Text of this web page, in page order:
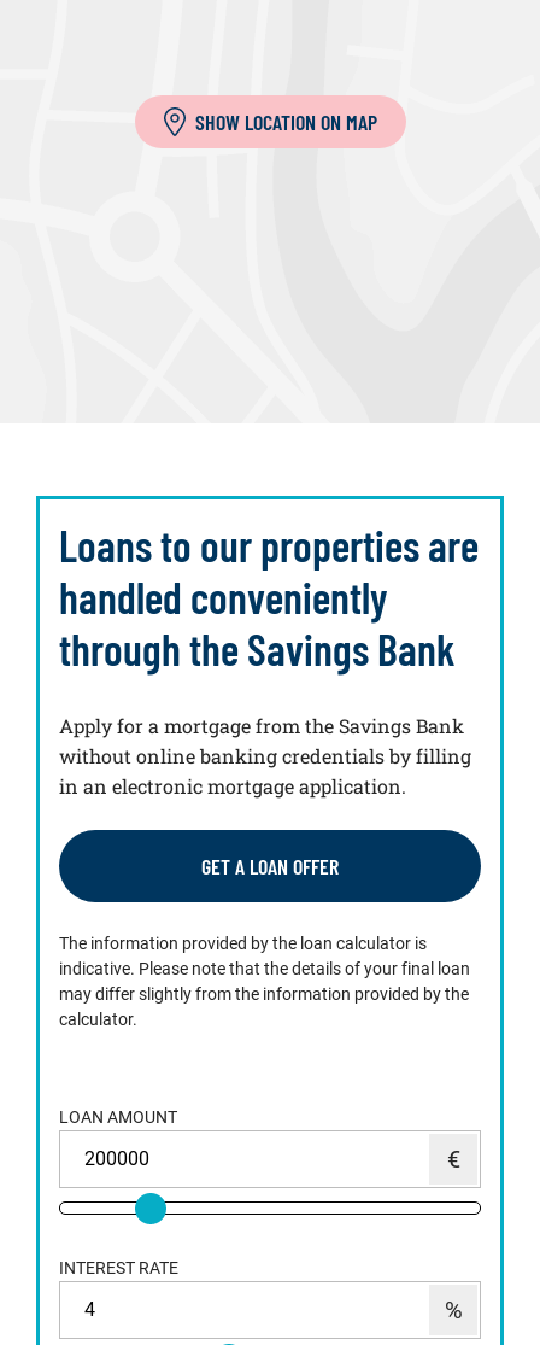
SHOW LOCATION ON MAP
Loans to our properties are
handled conveniently
through the Savings Bank
Apply for a mortgage from the Savings Bank
without online banking credentials by filling
in an electronic mortgage application.
GET A LOAN OFFER
The information provided by the loan calculator is
indicative. Please note that the details of your final loan
may differ slightly from the information provided by the
calculator.
LOAN AMOUNT
INTEREST RATE